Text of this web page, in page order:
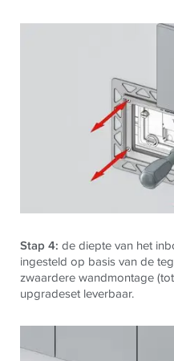
Stap 4: de diepte van het
ingesteld op basis van de
zwaardere wandmontage
upgradeset leverbaar.